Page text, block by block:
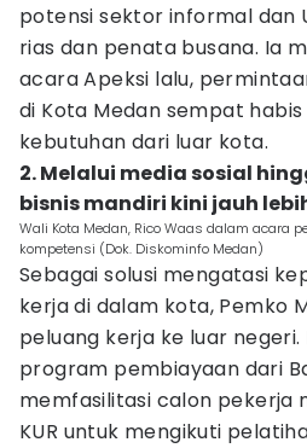
potensi sektor informal dan
rias dan penata busana. Ia
acara Apeksi lalu,
di Kota Medan sempat
kebutuhan dari luar kota.
2. Melalui media sosial
bisnis mandiri kini jauh
Wali Kota Medan, Rico Waas dalam acara
kompetensi (Dok. Diskominfo Medan)
Sebagai solusi mengatasi
kerja di dalam kota, Pemko
peluang kerja ke luar
program pembiayaan dari
memfasilitasi calon pekerja
KUR untuk mengikuti